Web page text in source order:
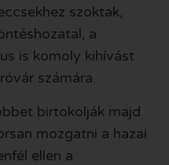
szoktak,
a
is komoly kihívást
számára.
birtokolják majd
mozgatni a hazai
ellen a